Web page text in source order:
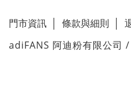
門市資訊 條款與細則
adiFANS 阿迪粉有限公司